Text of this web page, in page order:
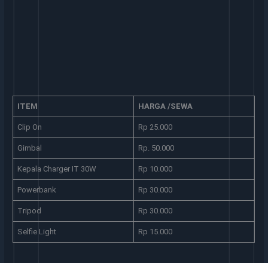
ITEM HARGA /SEWA
Clip On Rp 25.000
Gimbal Rp. 50.000
Kepala Charger IT 30W Rp 10.000
Powerbank Rp 30.000
Tripod Rp 30.000
Selfie Light Rp 15.000